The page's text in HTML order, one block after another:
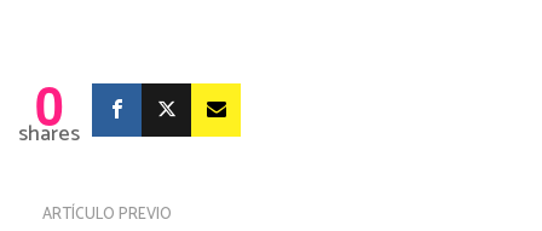
0
shares
ARTÍCULO PREVIO